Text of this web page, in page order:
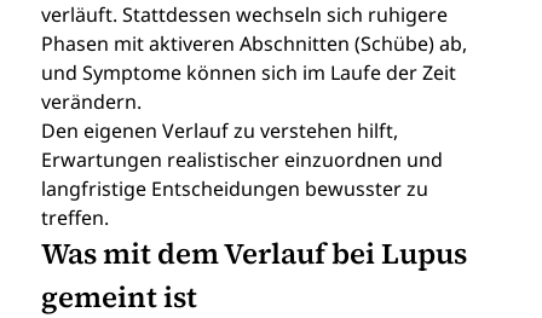
verläuft. Stattdessen wechseln sich ruhigere
Phasen mit aktiveren Abschnitten (Schübe) ab,
und Symptome können sich im Laufe der Zeit
verändern.
Den eigenen Verlauf zu verstehen hilft,
Erwartungen realistischer einzuordnen und
langfristige Entscheidungen bewusster zu
treffen.
Was mit dem Verlauf bei Lupus
gemeint ist